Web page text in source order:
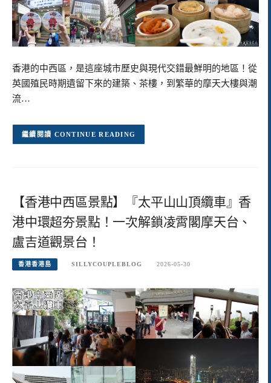
香港的中西區，是這座城市歷史與現代交錯最鮮明的地區！從
英國殖民時期遺留下來的建築、茶樓，到繁華的摩天大樓與潮
流…
CONTINUE READING
【香港中西區景點】『太平山山頂纜車』香
港中環超夯景點！一次解鎖凌霄閣摩天台、
盧吉道觀景台！
香港香港島 SILLYCOUPLEBLOG 2026-05-30